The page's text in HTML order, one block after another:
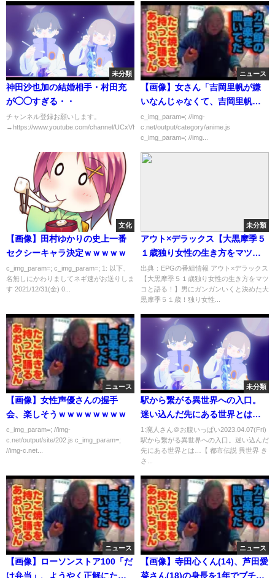
未分類
神田沙也加の結婚相手・村田充
が◯◯すぎる・・
チャンネル登録お願いします。
→https://www.youtube.com/channel/UCxVHAv9HYB3cMX8PsuakV...
ニュース
【画像】女さん「吉岡里帆が嫌
いなんじゃなくて、吉岡里帆が
好きな男がキモイ。」
c_img_param=; //img-
c.net/output/category/anime.js
c_img_param=; //img...
文化
【画像】田村ゆかりの史上一番
セクシーキャラ決定ｗｗｗｗｗ
c_img_param=; c_img_param=; 1: 以下、
名無しにかわりましてネギ速がお送りしま
す 2021/12/31(金) 0...
未分類
アウト×デラックス【大黒摩季５
１歳独り女性の生き方をマツコ
と語る！】[字]…の番組内容解析
まとめ
出典：EPGの番組情報 アウト×デラックス
【大黒摩季５１歳独り女性の生き方をマツ
コと語る！】男にガンガンいくと決めた大
黒摩季５１歳！独り女性...
ニュース
【画像】女性声優さんの握手
会、楽しそうｗｗｗｗｗｗｗｗ
c_img_param=; //img-
c.net/output/site/202.js c_img_param=;
//img-c.net...
未分類
駅から繋がる異世界への入口。
迷い込んだ先にある世界とは…
【 都市伝説 異世界 きさらぎ駅
2ch 】
1:廃人さん＠お腹いっぱい2023.04.07(Fri)
駅から繋がる異世界への入口。迷い込んだ
先にある世界とは…【 都市伝説 異世界 き
さ...
ニュース
【画像】ローソンストア100「だ
け弁当」、ようやく正解にたど
ニュース
【画像】寺田心くん(14)、芦田愛
菜さん(18)の身長を1年でブチ抜